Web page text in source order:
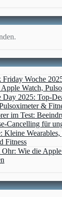
Woche
Apple Watch,
Day 2025: Top-
&
im Test:
Cancelling für
Kleine
Fitness
Wie die